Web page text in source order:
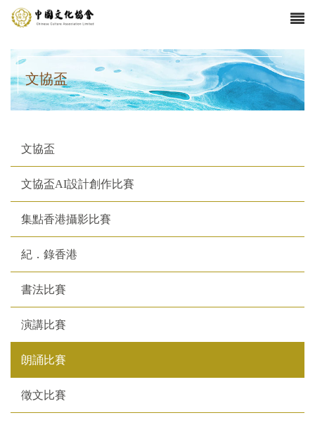
文協盃
文協盃
文協盃AI設計創作比賽
集點香港攝影比賽
紀．錄香港
書法比賽
演講比賽
朗誦比賽
徵文比賽